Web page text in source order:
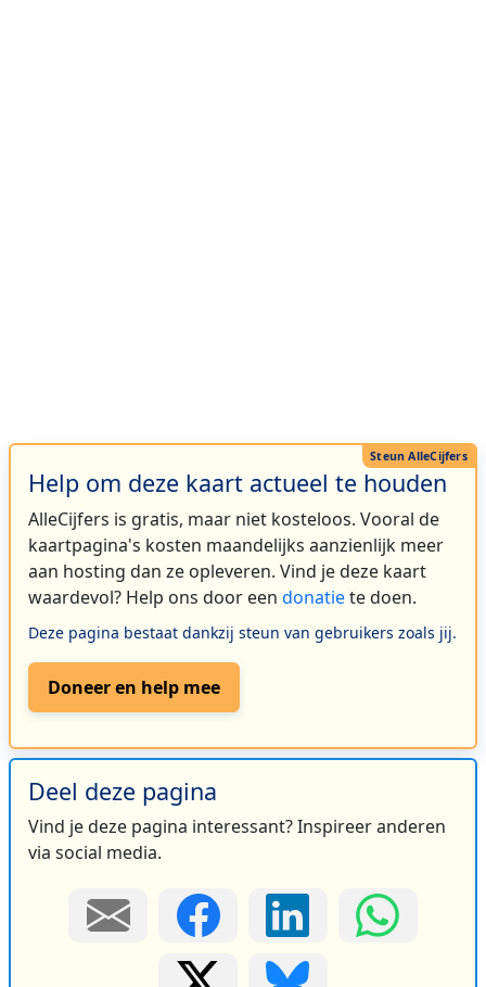
Help om deze kaart actueel te houden
AlleCijfers is gratis, maar niet kosteloos. Vooral de
kaartpagina's kosten maandelijks aanzienlijk meer
aan hosting dan ze opleveren. Vind je deze kaart
waardevol? Help ons door een donatiete doen.
Deze pagina bestaat dankzij steun van gebruikers zoals jij.
Doneer en help mee
Deel deze pagina
Vind je deze pagina interessant? Inspireer anderen
via social media.